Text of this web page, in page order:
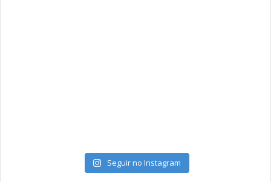
Seguir no Instagram